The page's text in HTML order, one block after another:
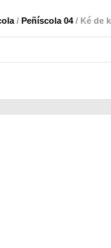
/ Peñíscola 04 / Ké de